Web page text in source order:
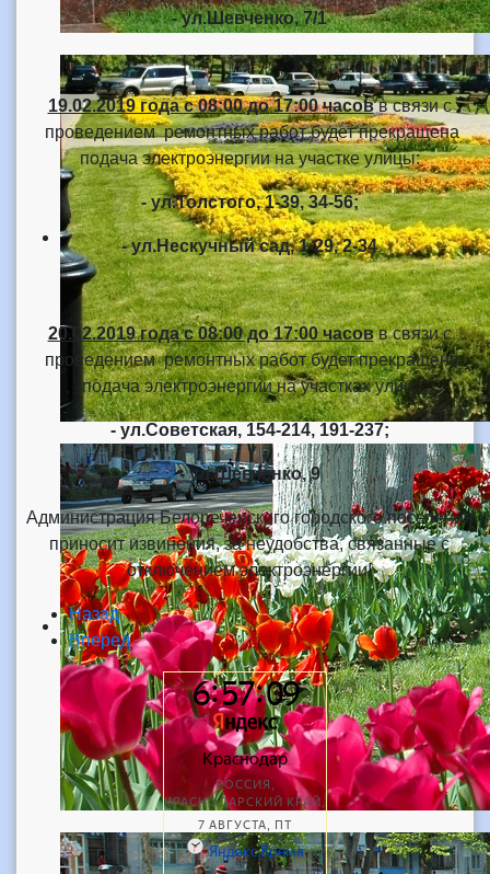
- ул.Шевченко, 7/1
19.02.2019 годас 08:00 до 17:00 часовв связи с
проведением ремонтных работ будет прекращена
подача электроэнергии на участке улицы:
- ул.Толстого, 1-39, 34-56;
- ул.Нескучный сад, 1-29, 2-34
20.02.2019 годас 08:00 до 17:00 часовв связи с
проведением ремонтных работ будет прекращена
подача электроэнергии на участках улиц:
- ул.Советская, 154-214, 191-237;
- ул.Шевченко, 9
Администрация Белореченского городского поселения
приносит извинения, за неудобства, связанные с
отключением электроэнергии!
Назад
Вперед